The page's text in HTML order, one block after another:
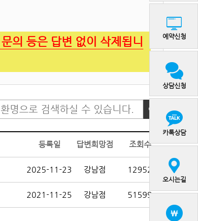
예약신청
상담신청
카톡상담
오시는길
의 등은 답변 없이 삭제됩니
등록일 답변희망점 조회수
2025-11-23 강남점 12952
2021-11-25 강남점 51599